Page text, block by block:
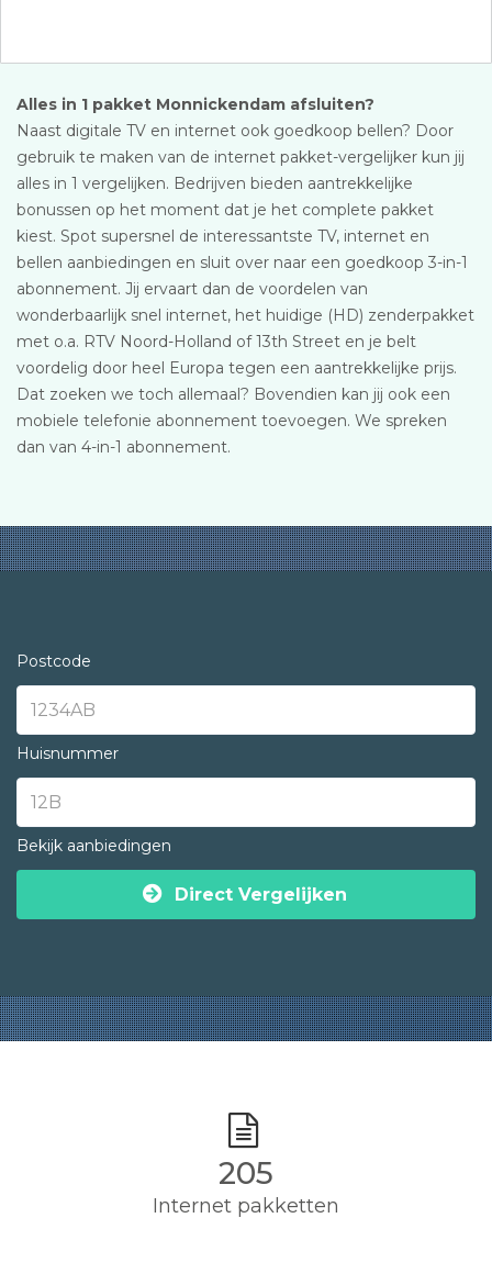
Alles in 1 pakket Monnickendam afsluiten?
Naast digitale TV en internet ook goedkoop bellen? Door
gebruik te maken van de internet pakket-vergelijker kun jij
alles in 1 vergelijken. Bedrijven bieden aantrekkelijke
bonussen op het moment dat je het complete pakket
kiest. Spot supersnel de interessantste TV, internet en
bellen aanbiedingen en sluit over naar een goedkoop 3-in-1
abonnement. Jij ervaart dan de voordelen van
wonderbaarlijk snel internet, het huidige (HD) zenderpakket
met o.a. RTV Noord-Holland of 13th Street en je belt
voordelig door heel Europa tegen een aantrekkelijke prijs.
Dat zoeken we toch allemaal? Bovendien kan jij ook een
mobiele telefonie abonnement toevoegen. We spreken
dan van 4-in-1 abonnement.
Postcode
Huisnummer
Bekijk aanbiedingen
Direct Vergelijken
205
Internet pakketten